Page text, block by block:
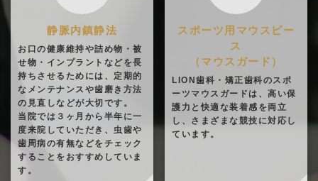
静脈内鎮静法
お口の健康維持や詰め物・被
せ物・インプラントなどを長
持ちさせるためには、定期的
なメンテナンスや歯磨き方法
の見直しなどが大切です。
当院では３ヶ月から半年に一
度来院していただき、虫歯や
歯周病の有無などをチェック
することをおすすめしていま
す。
スポーツ用マウスピー
ス
（マウスガード）
LION歯科・矯正歯科のスポ
ーツマウスガードは、高い保
護力と快適な装着感を両立
し、さまざまな競技に対応し
ています。